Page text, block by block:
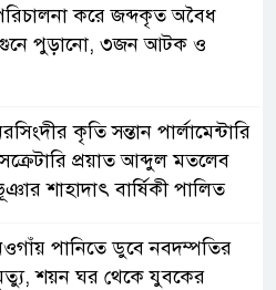
করে জব্দকৃত অবৈধ
পুড়ানো, ৩জন আটক ও
কৃতি সন্তান পার্লামেন্টারি
প্রয়াত আব্দুল মতলেব
শাহাদাৎ বার্ষিকী পালিত
পানিতে ডুবে নবদম্পতির
শয়ন ঘর থেকে যুবকের